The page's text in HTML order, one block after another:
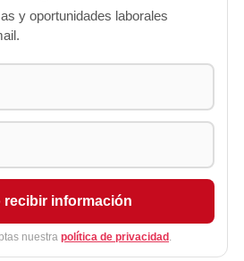
y oportunidades laborales
recibir información
nuestra política de privacidad .